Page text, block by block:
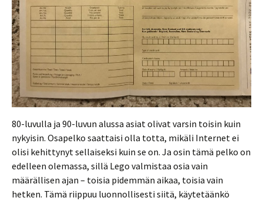
80-luvulla ja 90-luvun alussa asiat olivat varsin toisin kuin
nykyisin. Osapelko saattaisi olla totta, mikäli Internet ei
olisi kehittynyt sellaiseksi kuin se on. Ja osin tämä pelko on
edelleen olemassa, sillä Lego valmistaa osia vain
määrällisen ajan – toisia pidemmän aikaa, toisia vain
hetken. Tämä riippuu luonnollisesti siitä, käytetäänkö